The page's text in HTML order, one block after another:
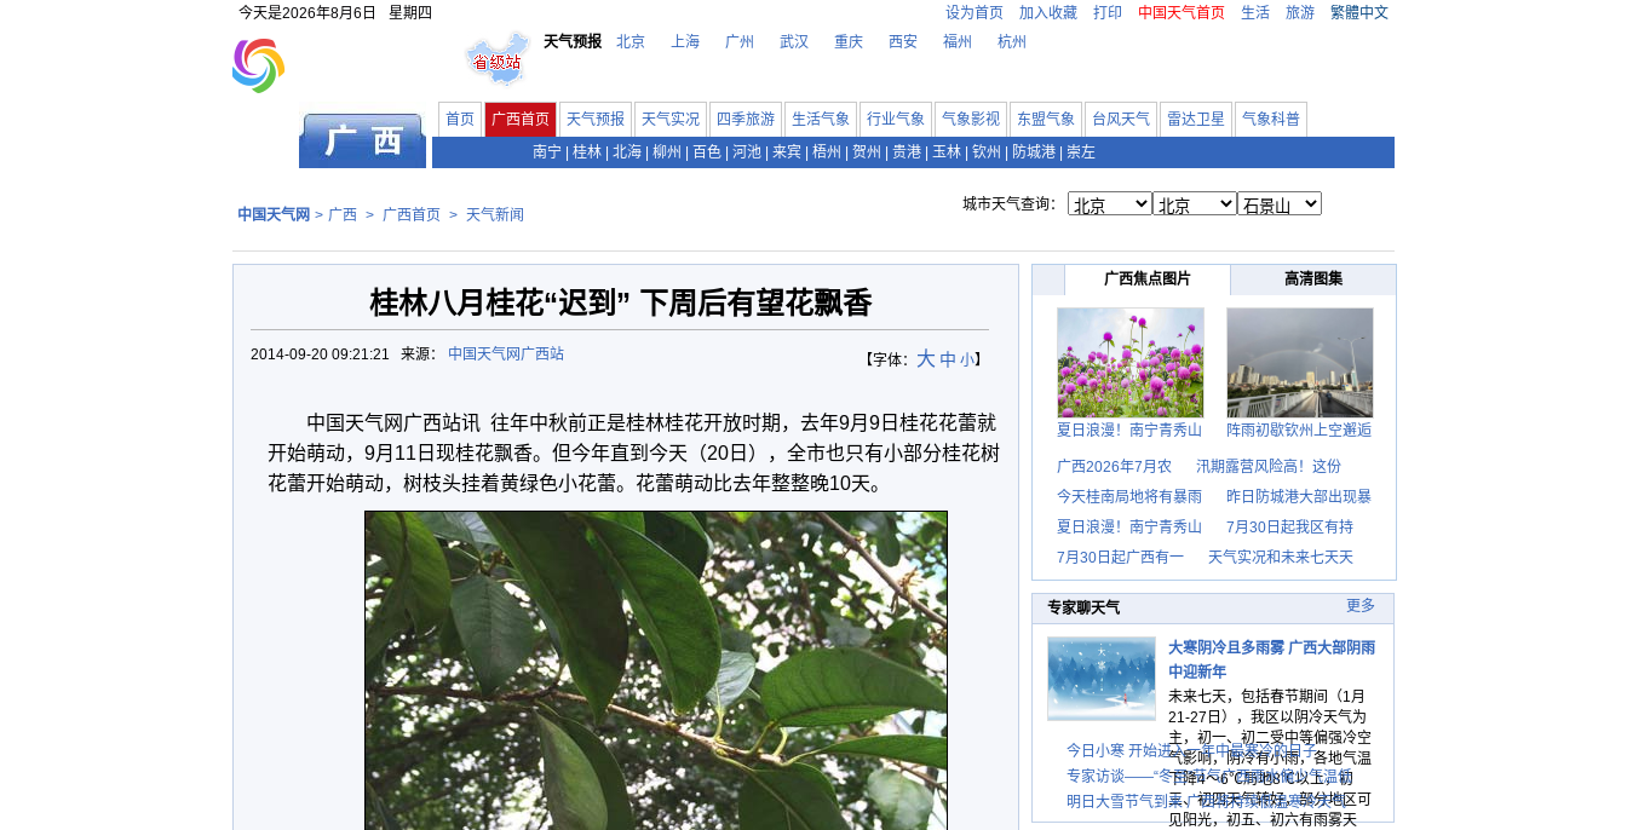
今天是2026年8月6日 星期四 设为首页 加入收藏 打印 中国天气首页 生活 旅游
繁體中文
天气预报
北京 上海 广州 武汉 重庆 西安 福州 杭州
首页 广西首页 天气预报 天气实况 四季旅游 生活气象 行业气象 气象影视 东盟气象 台风天气 雷达卫星
气象科普
南宁
桂林 北海 柳州 百色 河池 来宾 梧州 贺州 贵港 玉林 钦州 防城港 崇左
中国天气网 > 广西 > 广西首页 > 天气新闻
城市天气查询：
桂林八月桂花“迟到” 下周后有望花飘香
【字体： 大 中 小】
2014-09-20 09:21:21 来源： 中国天气网广西站
中国天气网广西站讯 往年中秋前正是桂林桂花开放时期，去年9月9日桂花花蕾就
开始萌动，9月11日现桂花飘香。但今年直到今天（20日），全市也只有小部分桂花树
花蕾开始萌动，树枝头挂着黄绿色小花蕾。花蕾萌动比去年整整晚10天。
广西焦点图片 高清图集
夏日浪漫！南宁青秀山 阵雨初歇钦州上空邂逅
广西2026年7月农
汛期露营风险高！这份
今天桂南局地将有暴雨
昨日防城港大部出现暴
夏日浪漫！南宁青秀山
7月30日起我区有持
7月30日起广西有一
天气实况和未来七天天
专家聊天气 更多
大寒阴冷且多雨雾 广西大部阴雨
中迎新年
未来七天，包括春节期间（1月
21-27日），我区以阴冷天气为
主，初一、初二受中等偏强冷空
气影响，阴冷有小雨，各地气温
下降4～6℃局地8℃以上，初
三、初四天气转好，部分地区可
见阳光，初五、初六有雨雾天
今日小寒 开始进入一年中最寒冷的日子
专家访谈——“冬至”节气广西雨水偏少气温低
明日大雪节气到来 广西将持续低温寒冷天气